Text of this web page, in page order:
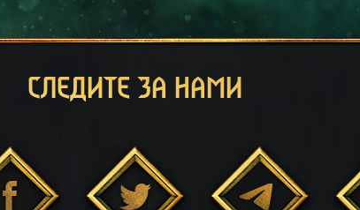
СЛЕДИТЕ ЗА НАМИ